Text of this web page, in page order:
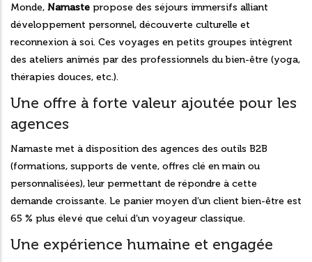
Monde, Namaste propose des séjours immersifs alliant
développement personnel, découverte culturelle et
reconnexion à soi. Ces voyages en petits groupes intègrent
des ateliers animés par des professionnels du bien-être (yoga,
thérapies douces, etc.).
Une offre à forte valeur ajoutée pour les
agences
Namaste met à disposition des agences des outils B2B
(formations, supports de vente, offres clé en main ou
personnalisées), leur permettant de répondre à cette
demande croissante. Le panier moyen d’un client bien-être est
65 % plus élevé que celui d’un voyageur classique.
Une expérience humaine et engagée